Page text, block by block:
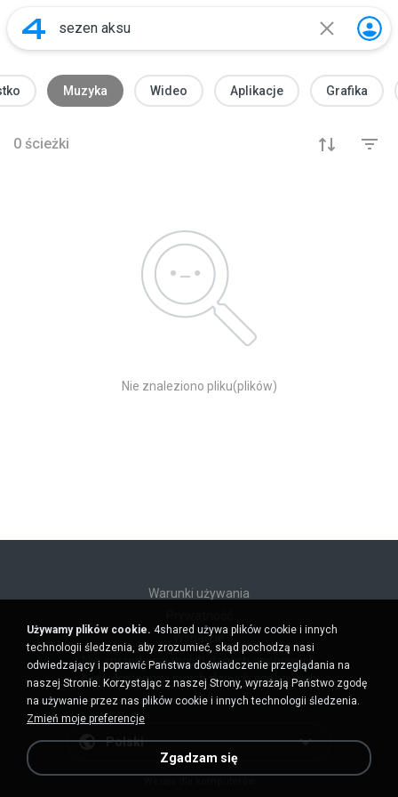
Muzyka Wideo Aplikacje Grafika
0 ścieżki
Nie znaleziono pliku(plików)
Warunki używania
Wsparcie
Nie sprzedawaj moich danych osobowych
Nie udostępniaj moich danych osobowych
Polski
Używamy plików cookie. 4shared używa plików cookie i innych
technologii śledzenia, aby zrozumieć, skąd pochodzą nasi
odwiedzający i poprawić Państwa doświadczenie przeglądania na
naszej Stronie. Korzystając z naszej Strony, wyrażają Państwo zgodę
na używanie przez nas plików cookie i innych technologii śledzenia.
Zmień moje preferencje
Zgadzam się